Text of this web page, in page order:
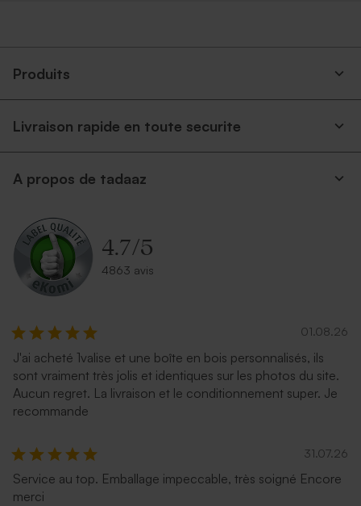
Produits
Livraison rapide en toute securite
A propos de tadaaz
4.7/5
4863 avis
01.08.26
J'ai acheté 1valise et une boîte en bois personnalisés, ils
sont vraiment très jolis et identiques sur les photos du site.
Aucun regret. La livraison et le conditionnement super. Je
recommande
31.07.26
Service au top. Emballage impeccable, très soigné Encore
merci